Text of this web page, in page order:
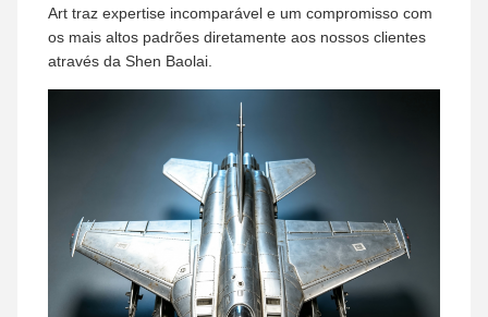
Art traz expertise incomparável e um compromisso com
os mais altos padrões diretamente aos nossos clientes
através da Shen Baolai.